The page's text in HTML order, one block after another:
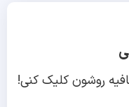
روشون کلیک کنی!